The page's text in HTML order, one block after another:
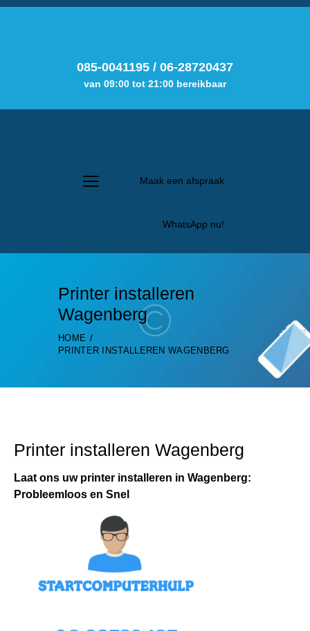
085-0041195 / 06-28720437
van 09:00 tot 21:00 bereikbaar
Maak een afspraak
WhatsApp nu!
Printer installeren
Wagenberg
HOME
PRINTER INSTALLEREN WAGENBERG
Printer installeren Wagenberg
Laat ons uw printer installeren in Wagenberg:
Probleemloos en Snel